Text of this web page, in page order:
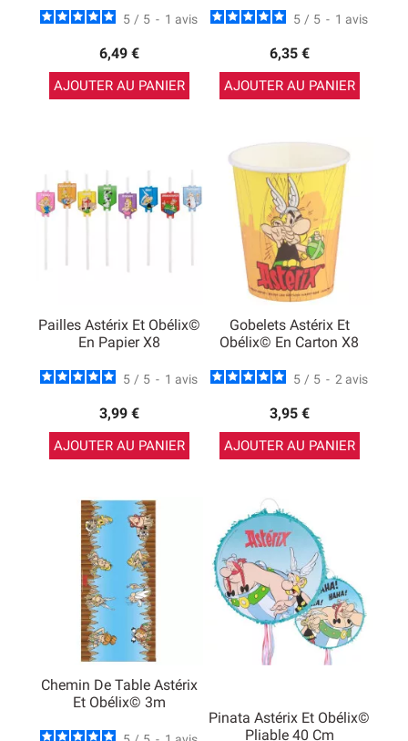
5 / 5 - 1 avis
6,49 €
AJOUTER AU PANIER
5 / 5 - 1 avis
6,35 €
AJOUTER AU PANIER
Pailles Astérix Et Obélix©
En Papier X8
5 / 5 - 1 avis
3,99 €
AJOUTER AU PANIER
Gobelets Astérix Et
Obélix© En Carton X8
5 / 5 - 2 avis
3,95 €
AJOUTER AU PANIER
Chemin De Table Astérix
Et Obélix© 3m
Pinata Astérix Et Obélix©
Pliable 40 Cm